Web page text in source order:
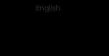
English